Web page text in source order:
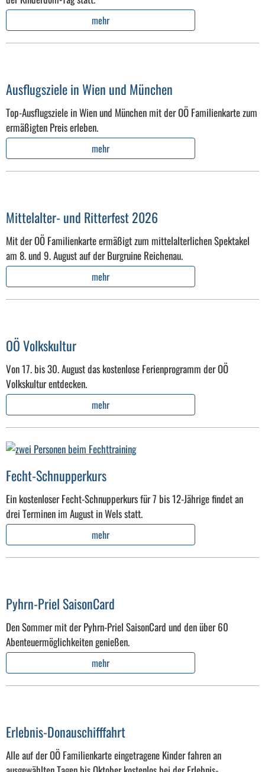
mehr
Ausflugsziele in Wien und München
Top-Ausflugsziele in Wien und München mit der OÖ Familienkarte zum
ermäßigten Preis erleben.
mehr
Mittelalter- und Ritterfest 2026
Mit der OÖ Familienkarte ermäßigt zum mittelalterlichen Spektakel
am 8. und 9. August auf der Burgruine Reichenau.
mehr
OÖ Volkskultur
Von 17. bis 30. August das kostenlose Ferienprogramm der OÖ
Volkskultur entdecken.
mehr
Fecht-Schnupperkurs
Ein kostenloser Fecht-Schnupperkurs für 7 bis 12-Jährige findet an
drei Terminen im August in Wels statt.
mehr
Pyhrn-Priel SaisonCard
Den Sommer mit der Pyhrn-Priel SaisonCard und den über 60
Abenteuermöglichkeiten genießen.
mehr
Erlebnis-Donauschifffahrt
Alle auf der OÖ Familienkarte eingetragene Kinder fahren an